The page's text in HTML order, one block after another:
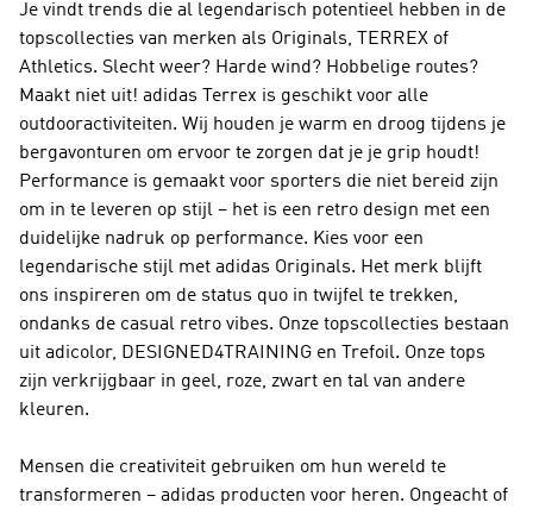
Je vindt trends die al legendarisch potentieel hebben in de
topscollecties van merken als Originals, TERREX of
Athletics. Slecht weer? Harde wind? Hobbelige routes?
Maakt niet uit! adidas Terrex is geschikt voor alle
outdooractiviteiten. Wij houden je warm en droog tijdens je
bergavonturen om ervoor te zorgen dat je je grip houdt!
Performance is gemaakt voor sporters die niet bereid zijn
om in te leveren op stijl – het is een retro design met een
duidelijke nadruk op performance. Kies voor een
legendarische stijl met adidas Originals. Het merk blijft
ons inspireren om de status quo in twijfel te trekken,
ondanks de casual retro vibes. Onze topscollecties bestaan
uit adicolor, DESIGNED4TRAINING en Trefoil. Onze tops
zijn verkrijgbaar in geel, roze, zwart en tal van andere
kleuren.
Mensen die creativiteit gebruiken om hun wereld te
transformeren – adidas producten voor heren. Ongeacht of